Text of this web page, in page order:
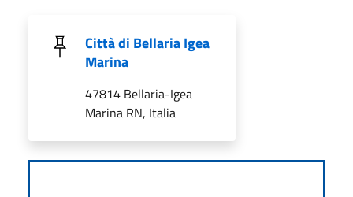
Città di Bellaria Igea
Marina
47814 Bellaria-Igea
Marina RN, Italia